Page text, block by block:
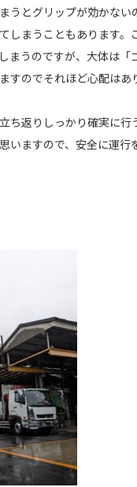
うとグリップが効かない
しまうこともあります。
まうのですが、大体は「
すのでそれほど心配はあ
ち返りしっかり確実に行
いますので、安全に運行